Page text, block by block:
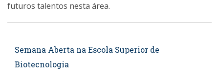
futuros talentos nesta área.
Semana Aberta na Escola Superior de
Biotecnologia